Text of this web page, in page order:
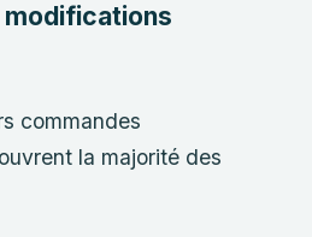
commandes
la majorité des